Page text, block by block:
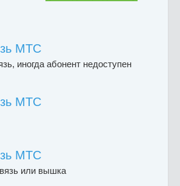
МТС
иногда абонент недоступен
МТС
МТС
или вышка